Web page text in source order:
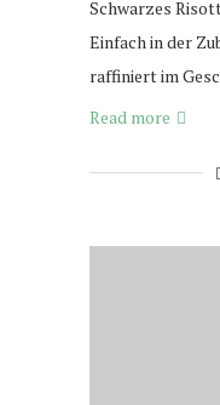
Schwarzes
Einfach in der
raffiniert im
Read more